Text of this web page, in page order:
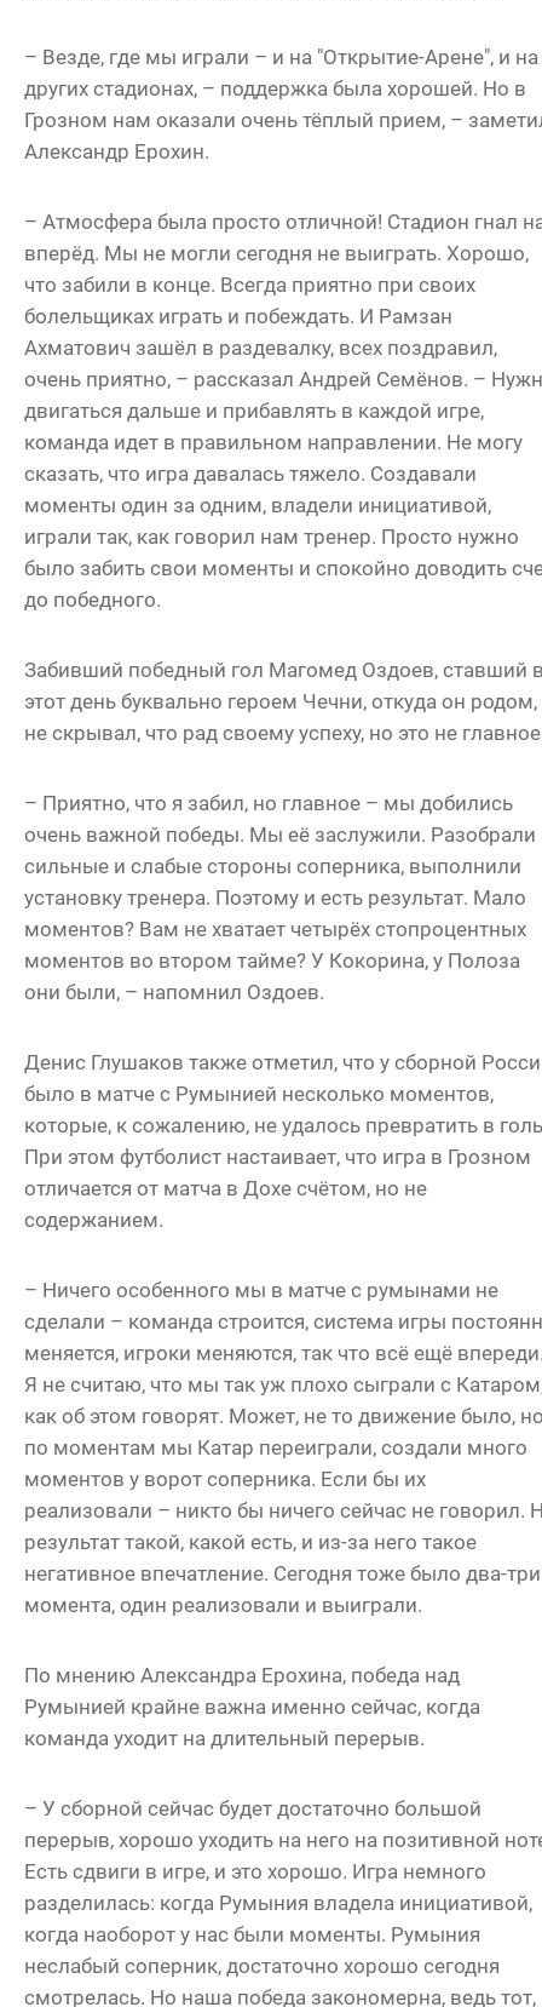
– Везде, где мы играли – и на "Открытие-Арене", и на
других стадионах, – поддержка была хорошей. Но в
Грозном нам оказали очень тёплый прием, –
Александр Ерохин.
– Атмосфера была просто отличной! Стадион гнал
вперёд. Мы не могли сегодня не выиграть. Хорошо,
что забили в конце. Всегда приятно при своих
болельщиках играть и побеждать. И Рамзан
Ахматович зашёл в раздевалку, всех поздравил,
очень приятно, – рассказал Андрей Семёнов. –
двигаться дальше и прибавлять в каждой игре,
команда идет в правильном направлении. Не могу
сказать, что игра давалась тяжело. Создавали
моменты один за одним, владели инициативой,
играли так, как говорил нам тренер. Просто нужно
было забить свои моменты и спокойно доводить
до победного.
Забивший победный гол Магомед Оздоев, ставший
этот день буквально героем Чечни, откуда он родом,
не скрывал, что рад своему успеху, но это не
– Приятно, что я забил, но главное – мы добились
очень важной победы. Мы её заслужили. Разобрали
сильные и слабые стороны соперника, выполнили
установку тренера. Поэтому и есть результат. Мало
моментов? Вам не хватает четырёх стопроцентных
моментов во втором тайме? У Кокорина, у Полоза
они были, – напомнил Оздоев.
Денис Глушаков также отметил, что у сборной
было в матче с Румынией несколько моментов,
которые, к сожалению, не удалось превратить в
При этом футболист настаивает, что игра в Грозном
отличается от матча в Дохе счётом, но не
содержанием.
– Ничего особенного мы в матче с румынами не
сделали – команда строится, система игры
меняется, игроки меняются, так что всё ещё
Я не считаю, что мы так уж плохо сыграли с
как об этом говорят. Может, не то движение было,
по моментам мы Катар переиграли, создали много
моментов у ворот соперника. Если бы их
реализовали – никто бы ничего сейчас не говорил.
результат такой, какой есть, и из-за него такое
негативное впечатление. Сегодня тоже было два-три
момента, один реализовали и выиграли.
По мнению Александра Ерохина, победа над
Румынией крайне важна именно сейчас, когда
команда уходит на длительный перерыв.
– У сборной сейчас будет достаточно большой
перерыв, хорошо уходить на него на позитивной
Есть сдвиги в игре, и это хорошо. Игра немного
разделилась: когда Румыния владела инициативой,
когда наоборот у нас были моменты. Румыния
неслабый соперник, достаточно хорошо сегодня
смотрелась. Но наша победа закономерна, ведь тот,